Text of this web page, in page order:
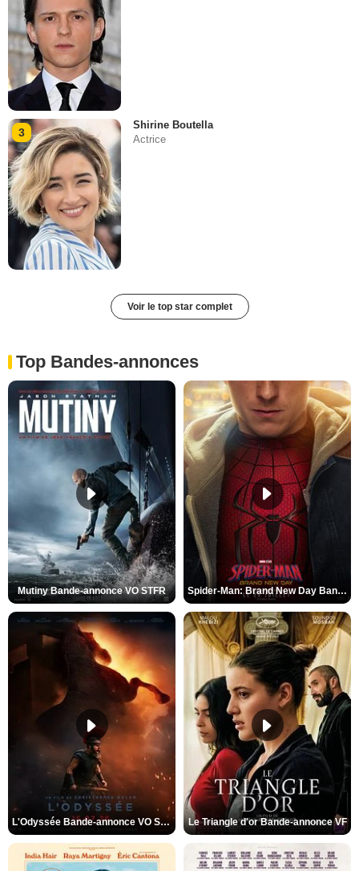
3
Shirine Boutella
Actrice
Voir le top star complet
Top Bandes-annonces
Mutiny Bande-annonce VO STFR Spider-Man: Brand New Day Bande-annonce VO STFR
L'Odyssée Bande-annonce VO STFR Le Triangle d'or Bande-annonce VF